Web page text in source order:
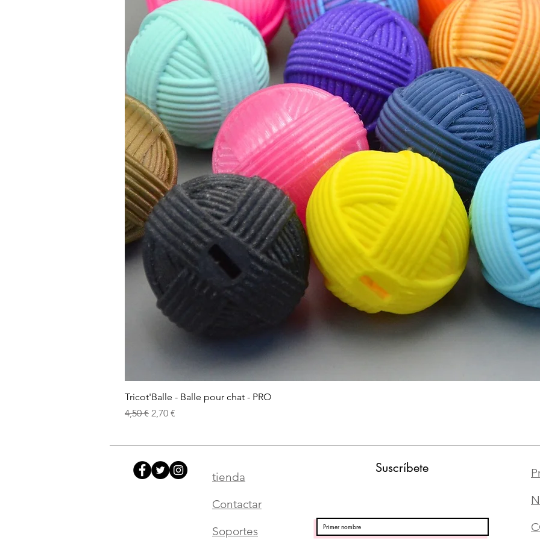
Tricot'Balle - Balle pour chat - PRO
Precio
4,50 € Precio de oferta
2,70 €
tienda
Contactar
Soportes
Suscríbete